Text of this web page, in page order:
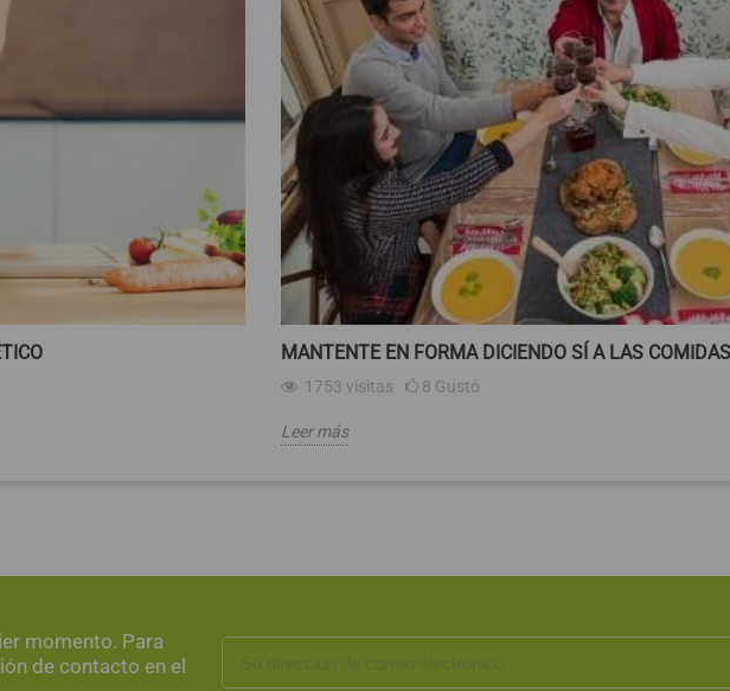
MANTENTE EN FORMA DICIENDO SÍ A LAS
1753 visitas 8 Gustó
Leer más
momento. Para
de contacto en el